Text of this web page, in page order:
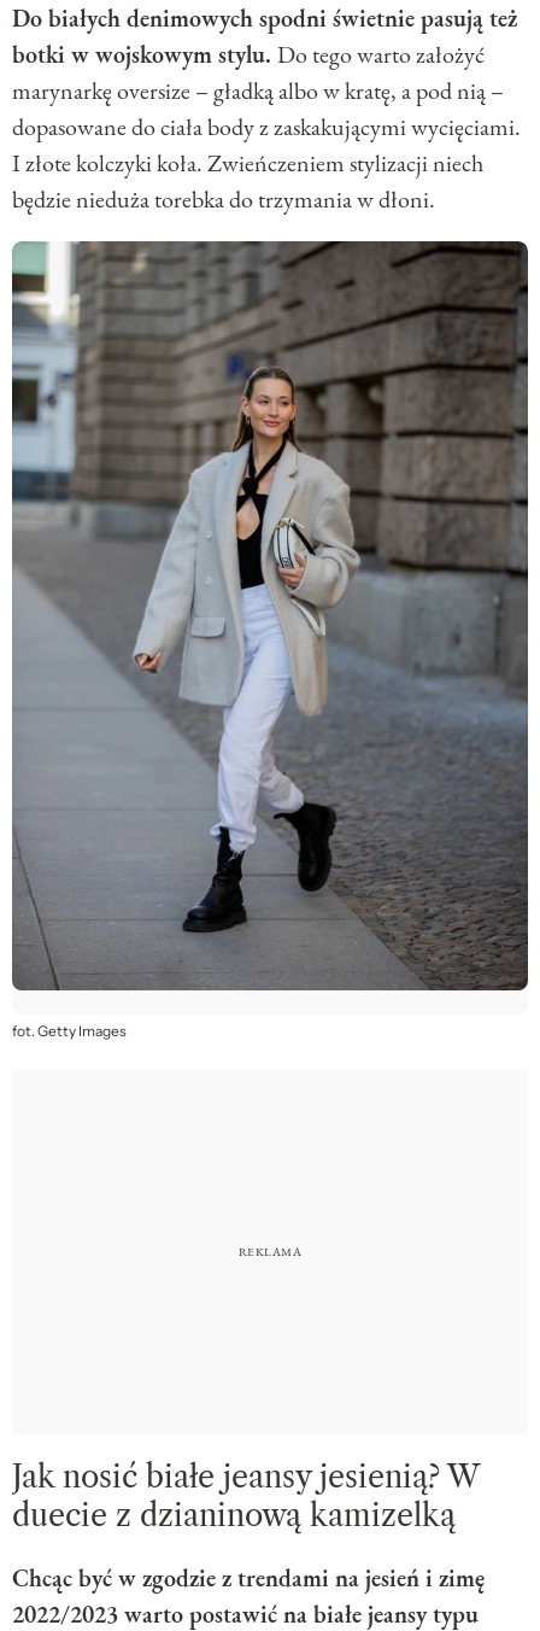
Do białych denimowych spodni świetnie pasują też
botki w wojskowym stylu. Do tego warto założyć
marynarkę oversize – gładką albo w kratę, a pod nią –
dopasowane do ciała body z zaskakującymi wycięciami.
I złote kolczyki koła. Zwieńczeniem stylizacji niech
będzie nieduża torebka do trzymania w dłoni.
fot. Getty Images
Jak nosić białe jeansy jesienią? W
duecie z dzianinową kamizelką
Chcąc być w zgodzie z trendami na jesień i zimę
2022/2023 warto postawić na białe jeansy typu